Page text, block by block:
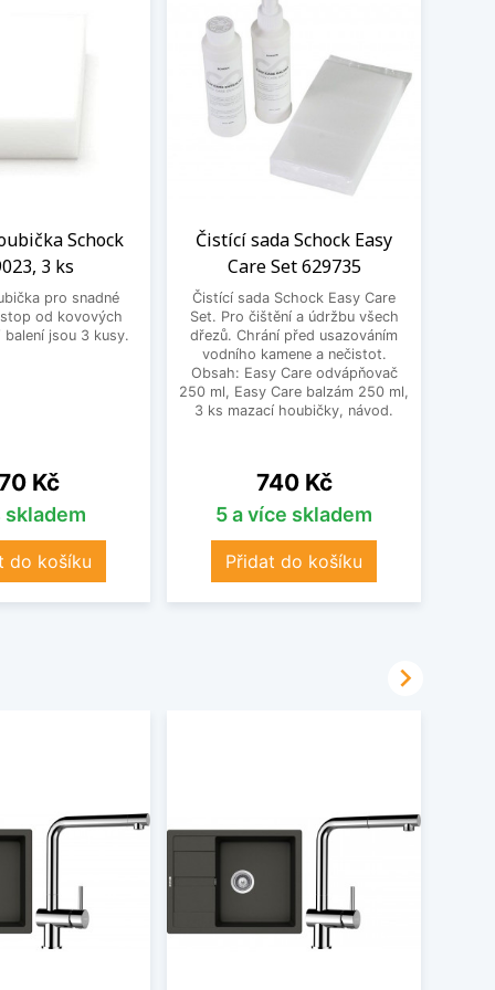
Schock
3 ks
pro snadné
od kovových
jsou 3 kusy.
Kč
skladem
do košíku
Čistící sada Schock Easy
Care Set 629735
Čistící sada Schock Easy Care
Set. Pro čištění a údržbu všech
dřezů. Chrání před usazováním
vodního kamene a nečistot.
Obsah: Easy Care odvápňovač
250 ml, Easy Care balzám 250 ml,
3 ks mazací houbičky, návod.
Cena
740 Kč
5 a více skladem
Přidat do košíku
